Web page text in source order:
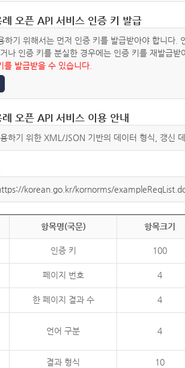
오픈 API 서비스 인증 키 발급
하기 위해서는 먼저 인증 키를 발급받아야 합니다
나 인증 키를 분실한 경우에는 인증 키를 재발급받
발급받을 수 있습니다.
오픈 API 서비스 이용 안내
하기 위한 XML/JSON 기반의 데이터 형식, 갱신
korean.go.kr/kornorms/
항목명(국문) 항목크기
인증 키 100
페이지 번호 4
한 페이지 결과 수 4
언어 구분 4
결과 형식 10